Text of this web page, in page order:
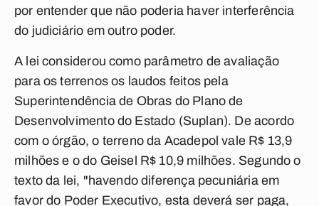
por entender que não poderia haver interferência
do judiciário em outro poder.
A lei considerou como parâmetro de avaliação
para os terrenos os laudos feitos pela
Superintendência de Obras do Plano de
Desenvolvimento do Estado (Suplan). De acordo
com o órgão, o terreno da Acadepol vale R$ 13,9
milhões e o do Geisel R$ 10,9 milhões. Segundo o
texto da lei, "havendo diferença pecuniária em
favor do Poder Executivo, esta deverá ser paga,